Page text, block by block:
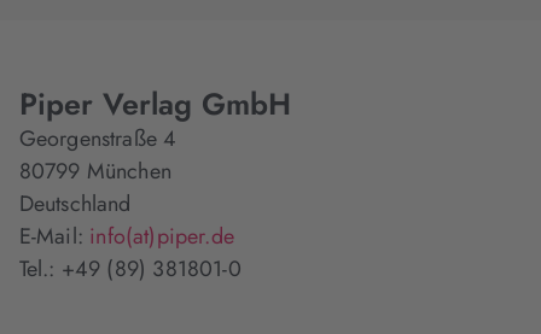
Piper Verlag GmbH
Georgenstraße 4
80799 München
Deutschland
E-Mail: info(at)piper.de
Tel.: +49 (89) 381801-0